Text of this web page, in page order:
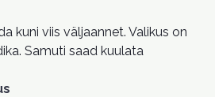
kuni viis väljaannet. Valikus on
Samuti saad kuulata